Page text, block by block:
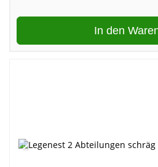
In den